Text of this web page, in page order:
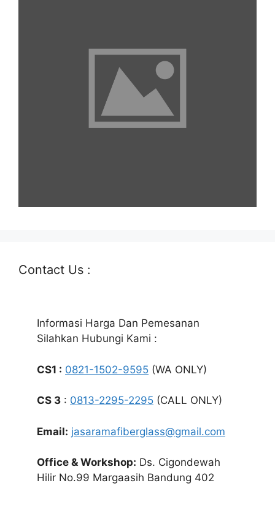
Contact Us :
Informasi Harga Dan Pemesanan
Silahkan Hubungi Kami :
CS1 : 0821-1502-9595 (WA ONLY)
CS 3 : 0813-2295-2295 (CALL ONLY)
Email: jasaramafiberglass@gmail.com
Office & Workshop: Ds. Cigondewah
Hilir No.99 Margaasih Bandung 402